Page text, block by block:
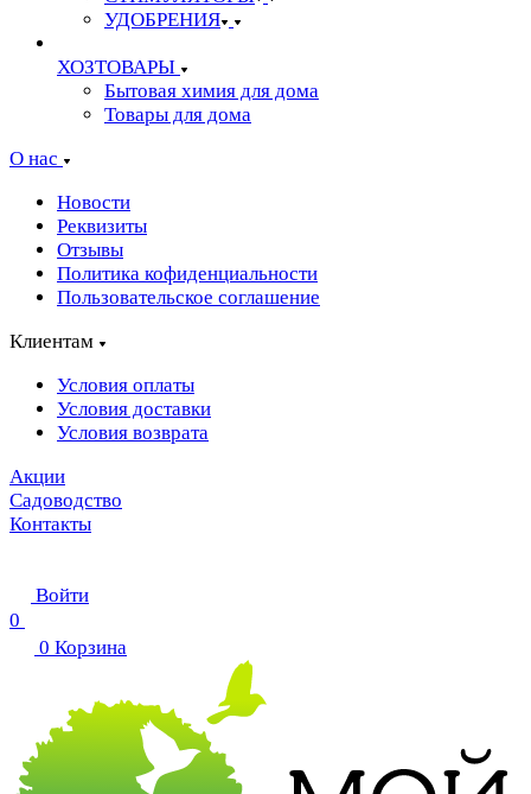
УДОБРЕНИЯ
ХОЗТОВАРЫ
Бытовая химия для дома
Товары для дома
О нас
Новости
Реквизиты
Отзывы
Политика кофиденциальности
Пользовательское соглашение
Клиентам
Условия оплаты
Условия доставки
Условия возврата
Акции
Садоводство
Контакты
Войти
0
0 Корзина